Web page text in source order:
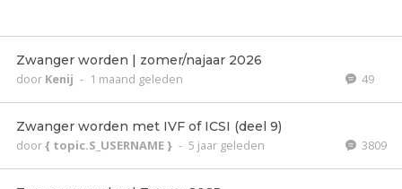
Zwanger worden | zomer/najaar 2026
door Kenij - 1 maand geleden 49
Zwanger worden met IVF of ICSI (deel 9)
door{ topic.S_USERNAME } - 5 jaar geleden 3809